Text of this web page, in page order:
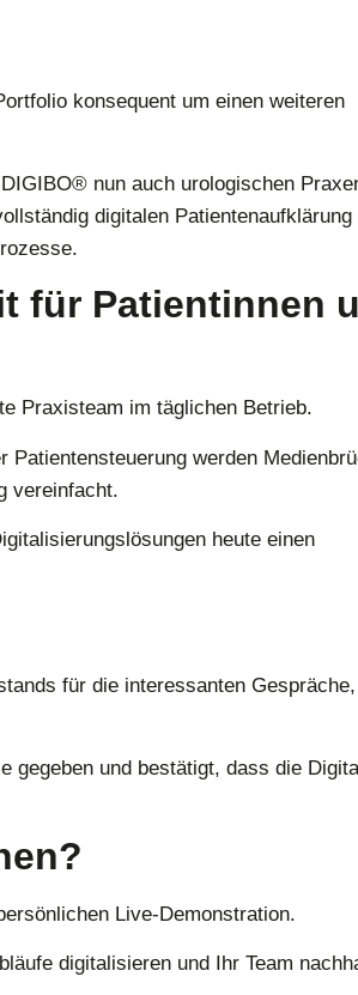
konsequent um einen weiteren
nun auch urologischen
digitalen Patientenaufklärung
für Patientinnen
Praxisteam im täglichen Betrieb.
Patientensteuerung werden
vereinfacht.
heute einen
für die interessanten
gegeben und bestätigt, dass die
Live-Demonstration.
digitalisieren und Ihr Team